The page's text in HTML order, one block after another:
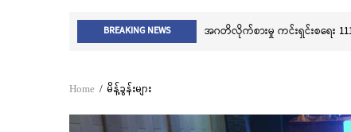
BREAKING NEWS လွိုင်ကော်မြို့၊ သမိုင်းဝင်ဆုတောင်းပ
Breadcrumb
Home / မိန့်ခွန်းများ